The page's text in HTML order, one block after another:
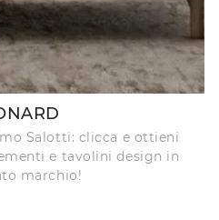
Salotti: clicca e ottieni
e tavolini design in
marchio!